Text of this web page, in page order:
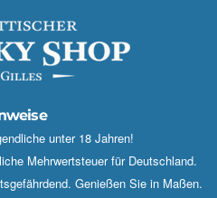
unter 18 Jahren!
Mehrwertsteuer für Deutschland.
Genießen Sie in Maßen.